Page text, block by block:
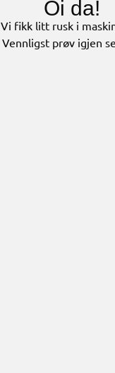
Oi da!
Vi fikk litt rusk i
Vennligst prøv igjen